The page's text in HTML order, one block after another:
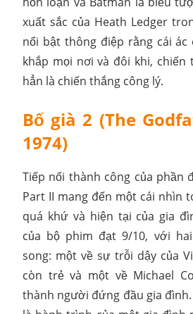
xuất sắc của Heath Ledger
nổi bật thông điệp rằng cái
khắp mọi nơi và đôi khi, chiến
hẳn là chiến thắng công lý.
Bố già 2 (The
1974)
Tiếp nối thành công của phần
Part II mang đến một cái nhìn
quá khứ và hiện tại của gia
của bộ phim đạt 9/10, với
song: một về sự trỗi dậy của
còn trẻ và một về Michael
thành người đứng đầu gia